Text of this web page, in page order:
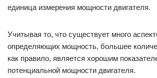
единица измерения мощности двигателя.
Учитывая то, что существует много
определяющих мощность, большее
как правило, является хорошим
потенциальной мощности двигателя.